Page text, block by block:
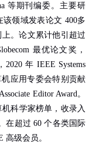
等期刊编委。主要研
该领域发表论文 400多
上。论文累计他引超过
最优论文奖，
， 2020年IEEE Systems
机应用专委会特别贡献
Editor Award 。
科学家榜单，收录入
在超过60个各类国际
高级会员。